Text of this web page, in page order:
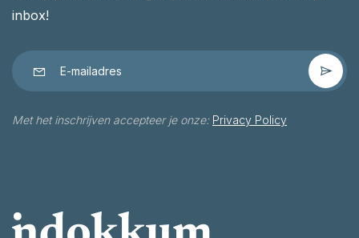
inbox!
Met het inschrijven accepteer je onze: Privacy Policy